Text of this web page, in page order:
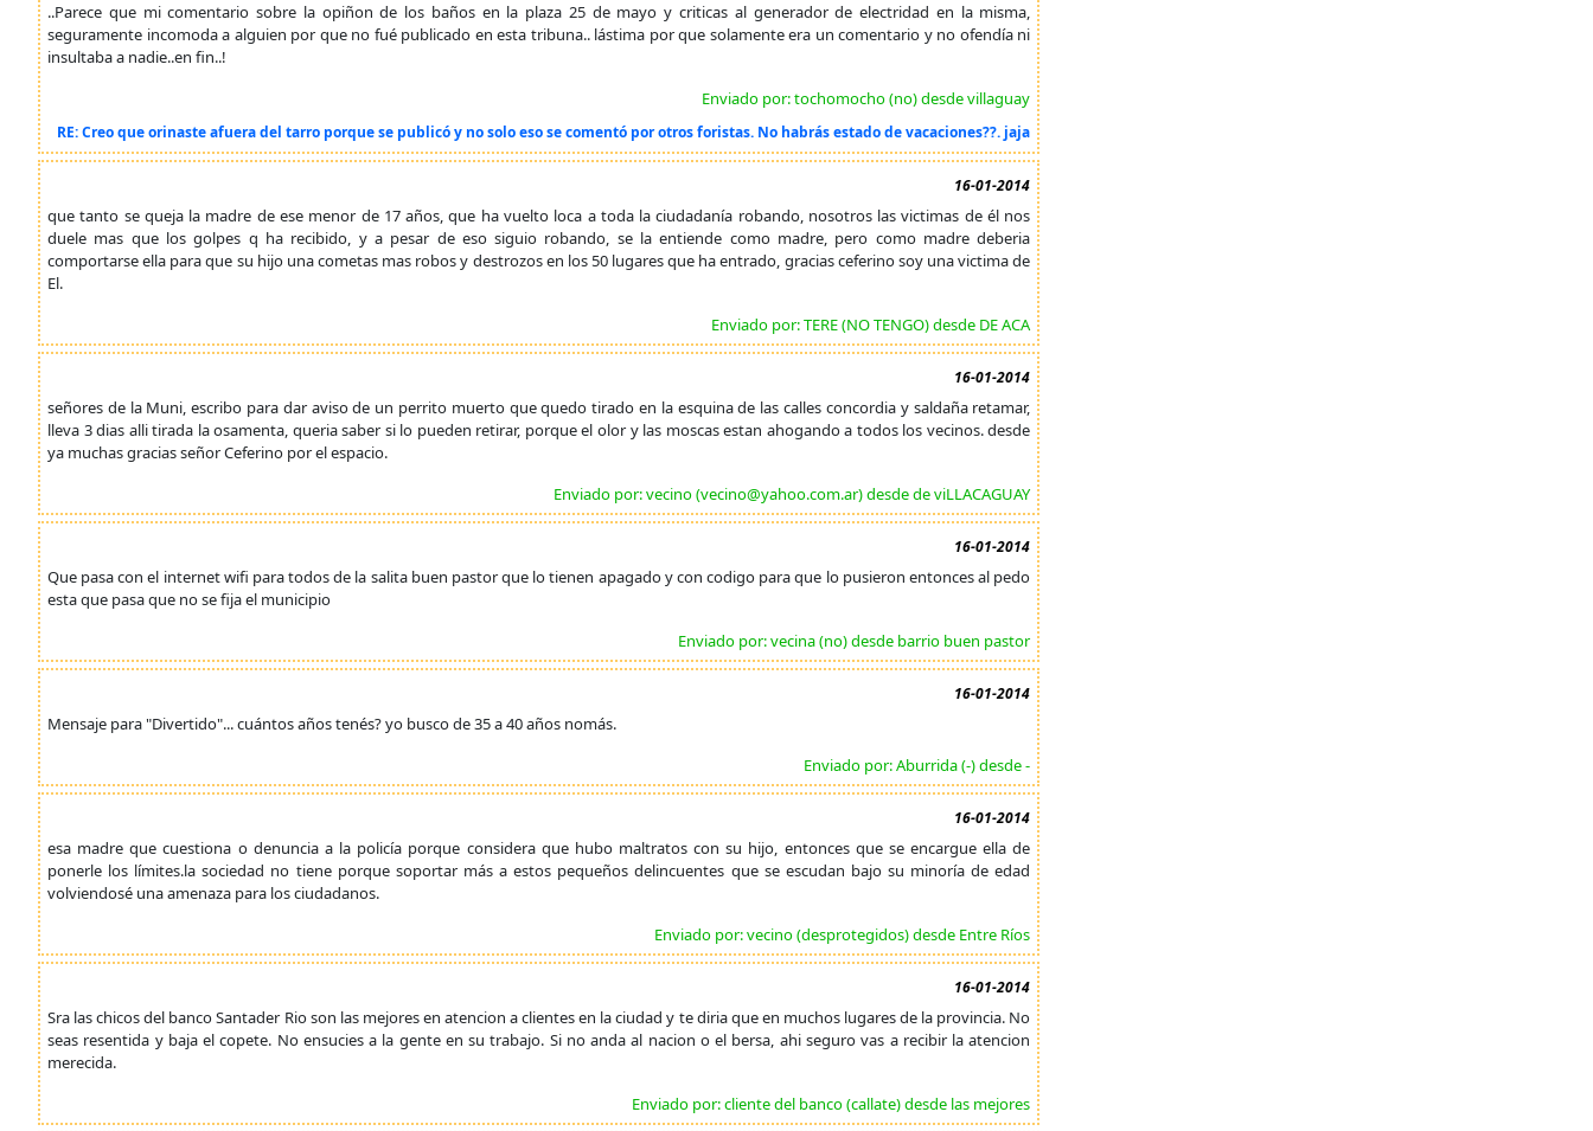
..Parece que mi comentario sobre la opiñon de los baños en la plaza 25 de mayo y criticas al generador de electridad en la misma,
seguramente incomoda a alguien por que no fué publicado en esta tribuna.. lástima por que solamente era un comentario y no ofendía ni
insultaba a nadie..en fin..!
Enviado por: tochomocho (no) desde villaguay
RE: Creo que orinaste afuera del tarro porque se publicó y no solo eso se comentó por otros foristas. No habrás estado de vacaciones??. jaja
16-01-2014
que tanto se queja la madre de ese menor de 17 años, que ha vuelto loca a toda la ciudadanía robando, nosotros las victimas de él nos
duele mas que los golpes q ha recibido, y a pesar de eso siguio robando, se la entiende como madre, pero como madre deberia
comportarse ella para que su hijo una cometas mas robos y destrozos en los 50 lugares que ha entrado, gracias ceferino soy una victima de
El.
Enviado por: TERE (NO TENGO) desde DE ACA
16-01-2014
señores de la Muni, escribo para dar aviso de un perrito muerto que quedo tirado en la esquina de las calles concordia y saldaña retamar,
lleva 3 dias alli tirada la osamenta, queria saber si lo pueden retirar, porque el olor y las moscas estan ahogando a todos los vecinos. desde
ya muchas gracias señor Ceferino por el espacio.
Enviado por: vecino (vecino@yahoo.com.ar) desde de viLLACAGUAY
16-01-2014
Que pasa con el internet wifi para todos de la salita buen pastor que lo tienen apagado y con codigo para que lo pusieron entonces al pedo
esta que pasa que no se fija el municipio
Enviado por: vecina (no) desde barrio buen pastor
16-01-2014
Mensaje para "Divertido"... cuántos años tenés? yo busco de 35 a 40 años nomás.
Enviado por: Aburrida (-) desde -
16-01-2014
esa madre que cuestiona o denuncia a la policía porque considera que hubo maltratos con su hijo, entonces que se encargue ella de
ponerle los límites.la sociedad no tiene porque soportar más a estos pequeños delincuentes que se escudan bajo su minoría de edad
volviendosé una amenaza para los ciudadanos.
Enviado por: vecino (desprotegidos) desde Entre Ríos
16-01-2014
Sra las chicos del banco Santader Rio son las mejores en atencion a clientes en la ciudad y te diria que en muchos lugares de la provincia. No
seas resentida y baja el copete. No ensucies a la gente en su trabajo. Si no anda al nacion o el bersa, ahi seguro vas a recibir la atencion
merecida.
Enviado por: cliente del banco (callate) desde las mejores